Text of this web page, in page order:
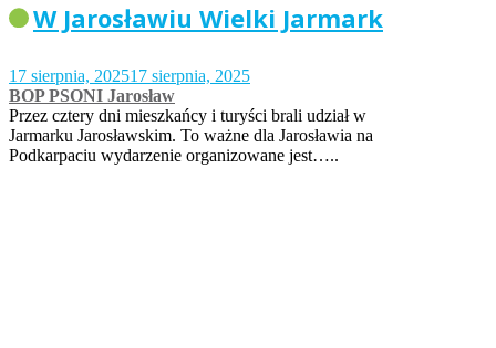
W Jarosławiu Wielki Jarmark
17 sierpnia, 202517 sierpnia, 2025
BOP PSONI Jarosław
Przez cztery dni mieszkańcy i turyści brali udział w
Jarmarku Jarosławskim. To ważne dla Jarosławia na
Podkarpaciu wydarzenie organizowane jest…..